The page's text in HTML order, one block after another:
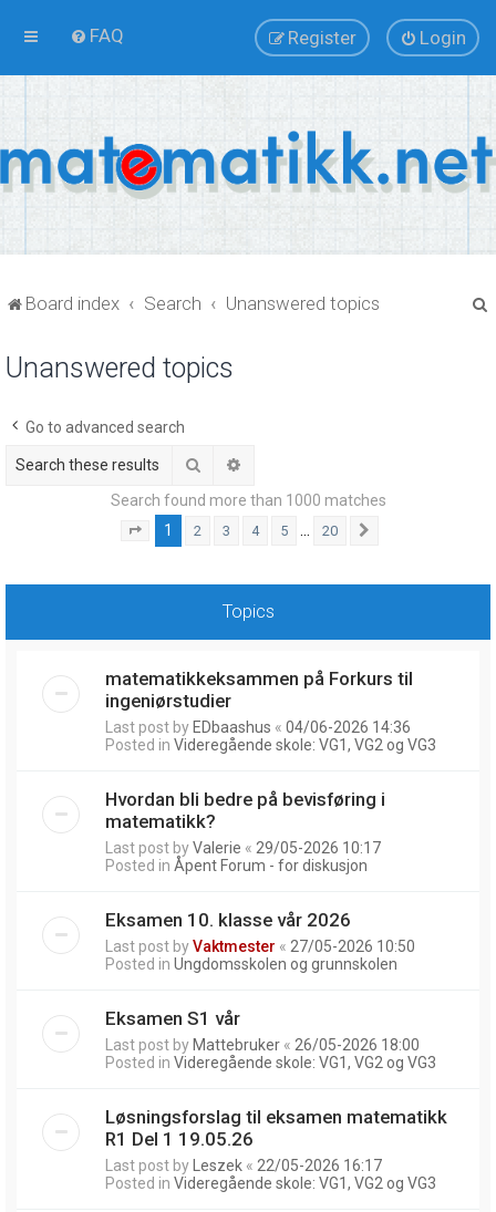
FAQ Login
Register
Board index Search Unanswered topics
Unanswered topics
Go to advanced search
Search
Search found more than 1000 matches
Page of 20
1 2 3 4 5 20
Topics
matematikkeksammen på Forkurs til
ingeniørstudier
Last post by EDbaashus « 04/06-2026 14:36
Posted in Videregående skole: VG1, VG2 og VG3
Hvordan bli bedre på bevisføring i
matematikk?
Last post byValerie « 29/05-2026 10:17
Posted in Åpent Forum - for diskusjon
Eksamen 10. klasse vår 2026
Last post byVaktmester « 27/05-2026 10:50
Posted in Ungdomsskolen og grunnskolen
Eksamen S1 vår
Last post by Mattebruker « 26/05-2026 18:00
Posted in Videregående skole: VG1, VG2 og VG3
Løsningsforslag til eksamen matematikk
R1 Del 1 19.05.26
Last post by Leszek « 22/05-2026 16:17
Posted in Videregående skole: VG1, VG2 og VG3